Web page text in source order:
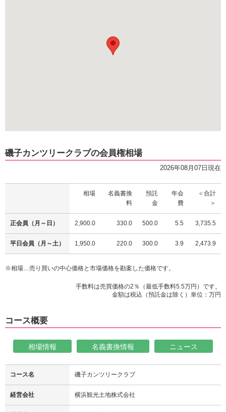
磯子カンツリークラブの会員権相場
2026年08月07日現在
相場
名義書換
料
預託
金
年会
費
＜合計
＞
正会員（月～日） 2,900.0 330.0 500.0 5.5 3,735.5
平日会員（月～土） 1,950.0 220.0 300.0 3.9 2,473.9
※相場…売り買いの中心価格と市場価格を勘案した価格です。
手数料は売買価格の2％（最低手数料5.5万円）です。
金額は税込（預託金は除く）単位：万円
コース概要
相場情報 名義書換情報 ニュース
コース名 磯子カンツリークラブ
経営会社 横浜観光土地株式会社